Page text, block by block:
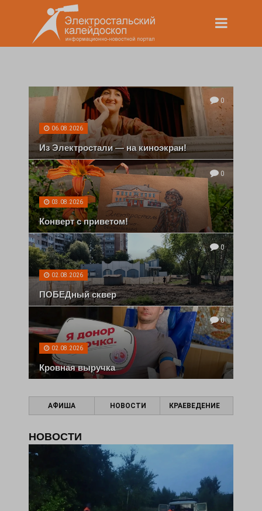
0
06.08.2026
Из Электростали — на киноэкран!
0
03.08.2026
Конверт с приветом!
0
02.08.2026
ПОБЕДный сквер
0
02.08.2026
Кровная выручка
АФИША НОВОСТИ КРАЕВЕДЕНИЕ
НОВОСТИ